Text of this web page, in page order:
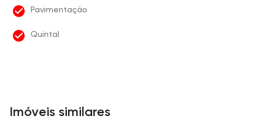
Pavimentação
Quintal
Imóveis similares